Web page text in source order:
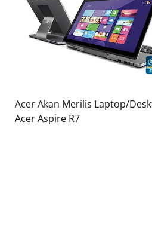
Acer Akan Merilis Laptop/
Acer Aspire R7